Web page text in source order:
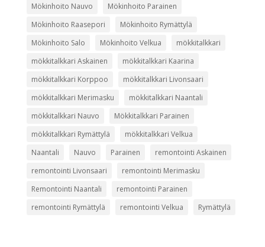
Mökinhoito Nauvo
Mökinhoito Parainen
Mökinhoito Raasepori
Mökinhoito Rymättylä
Mökinhoito Salo
Mökinhoito Velkua
mökkitalkkari
mökkitalkkari Askainen
mökkitalkkari Kaarina
mökkitalkkari Korppoo
mökkitalkkari Livonsaari
mökkitalkkari Merimasku
mökkitalkkari Naantali
mökkitalkkari Nauvo
Mökkitalkkari Parainen
mökkitalkkari Rymättylä
mökkitalkkari Velkua
Naantali
Nauvo Parainen
remontointi Askainen
remontointi Livonsaari
remontointi Merimasku
Remontointi Naantali
remontointi Parainen
remontointi Rymättylä
remontointi Velkua Rymättylä